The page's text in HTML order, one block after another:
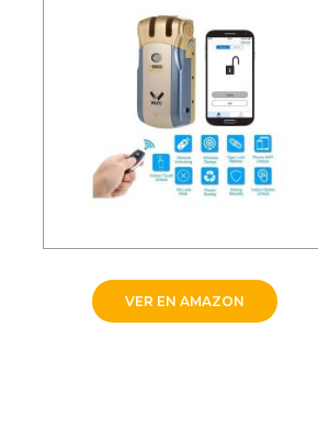
VER EN AMAZON